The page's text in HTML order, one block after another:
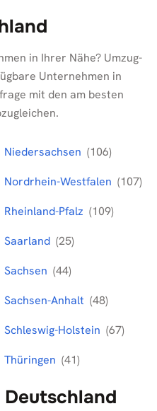
in Ihrer Nähe? Umzug-
Unternehmen in
mit den am besten
Niedersachsen (106)
Nordrhein-Westfalen (107)
Rheinland-Pfalz (109)
Saarland (25)
Sachsen (44)
Sachsen-Anhalt (48)
Schleswig-Holstein (67)
Thüringen (41)